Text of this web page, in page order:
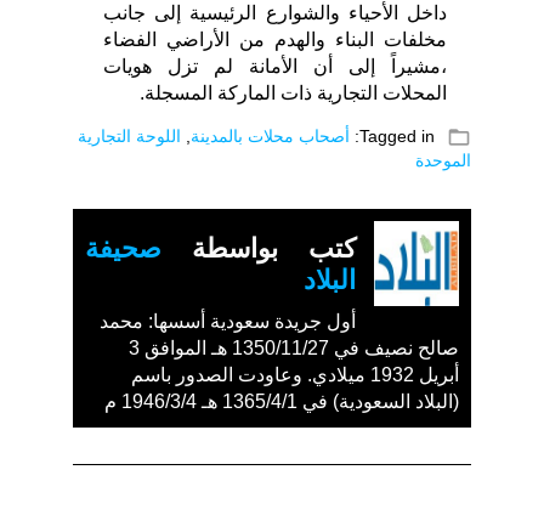
داخل الأحياء والشوارع الرئيسية إلى جانب
مخلفات البناء والهدم من الأراضي الفضاء
،مشيراً إلى أن الأمانة لم تزل هويات
المحلات التجارية ذات الماركة المسجلة.
folder_open
Tagged in: أصحاب محلات بالمدينة
اللوحة التجارية
الموحدة
كتب بواسطة صحيفة
البلاد
أول جريدة سعودية أسسها: محمد
صالح نصيف في 1350/11/27 هـ الموافق 3
أبريل 1932 ميلادي. وعاودت الصدور باسم
(البلاد السعودية) في 1365/4/1 هـ 1946/3/4 م